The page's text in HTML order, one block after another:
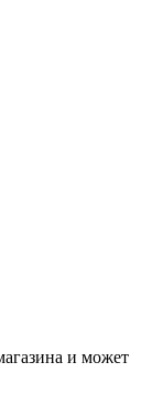
и может